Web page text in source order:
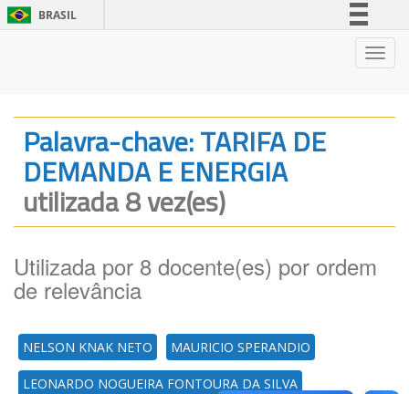
BRASIL
Legislação
Canais
Palavra-chave: TARIFA DE
DEMANDA E ENERGIA
utilizada 8 vez(es)
Utilizada por 8 docente(es) por ordem
de relevância
NELSON KNAK NETO MAURICIO SPERANDIO
LEONARDO NOGUEIRA FONTOURA DA SILVA